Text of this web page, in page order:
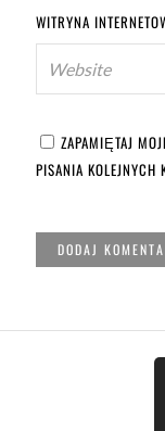
WITRYNA
ZAPAMIĘTAJ
PISANIA KOLEJNYCH